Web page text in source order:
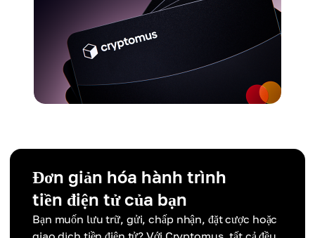
Đơn giản hóa hành trình
tiền điện tử của bạn
Bạn muốn lưu trữ, gửi, chấp nhận, đặt cược hoặc